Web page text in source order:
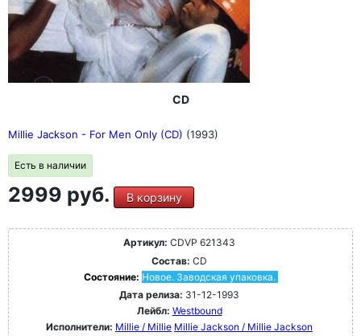
CD
Millie Jackson - For Men Only (CD) (1993)
Есть в наличии
2999 руб. В корзину
Артикул: CDVP 621343
Состав: CD
Состояние: Новое. Заводская упаковка.
Дата релиза: 31-12-1993
Лейбл: Westbound
Исполнители: Millie / Millie Millie Jackson / Millie Jackson